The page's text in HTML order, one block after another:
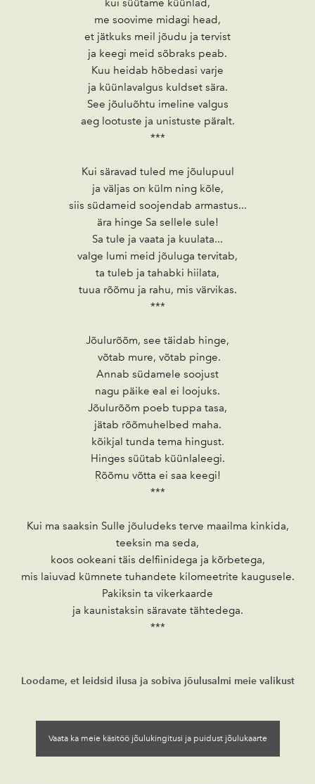
kui süütame küünlad,
me soovime midagi head,
et jätkuks meil jõudu ja tervist
ja keegi meid sõbraks peab.
Kuu heidab hõbedasi varje
ja küünlavalgus kuldset sära.
See jõuluõhtu imeline valgus
aeg lootuste ja unistuste päralt.
***
Kui säravad tuled me jõulupuul
ja väljas on külm ning kõle,
siis südameid soojendab armastus...
ära hinge Sa sellele sule!
Sa tule ja vaata ja kuulata...
valge lumi meid jõuluga tervitab,
ta tuleb ja tahabki hiilata,
tuua rõõmu ja rahu, mis värvikas.
***
Jõulurõõm, see täidab hinge,
võtab mure, võtab pinge.
Annab südamele soojust
nagu päike eal ei loojuks.
Jõulurõõm poeb tuppa tasa,
jätab rõõmuhelbed maha.
kõikjal tunda tema hingust.
Hinges süütab küünlaleegi.
Rõõmu võtta ei saa keegi!
***
Kui ma saaksin Sulle jõuludeks terve maailma kinkida,
teeksin ma seda,
koos ookeani täis delfiinidega ja kõrbetega,
mis laiuvad kümnete tuhandete kilomeetrite kaugusele.
Pakiksin ta vikerkaarde
ja kaunistaksin säravate tähtedega.
***
Loodame, et leidsid ilusa ja sobiva jõulusalmi meie valikust
Vaata ka meie käsitöö jõulukingitusi ja puidust jõulukaarte